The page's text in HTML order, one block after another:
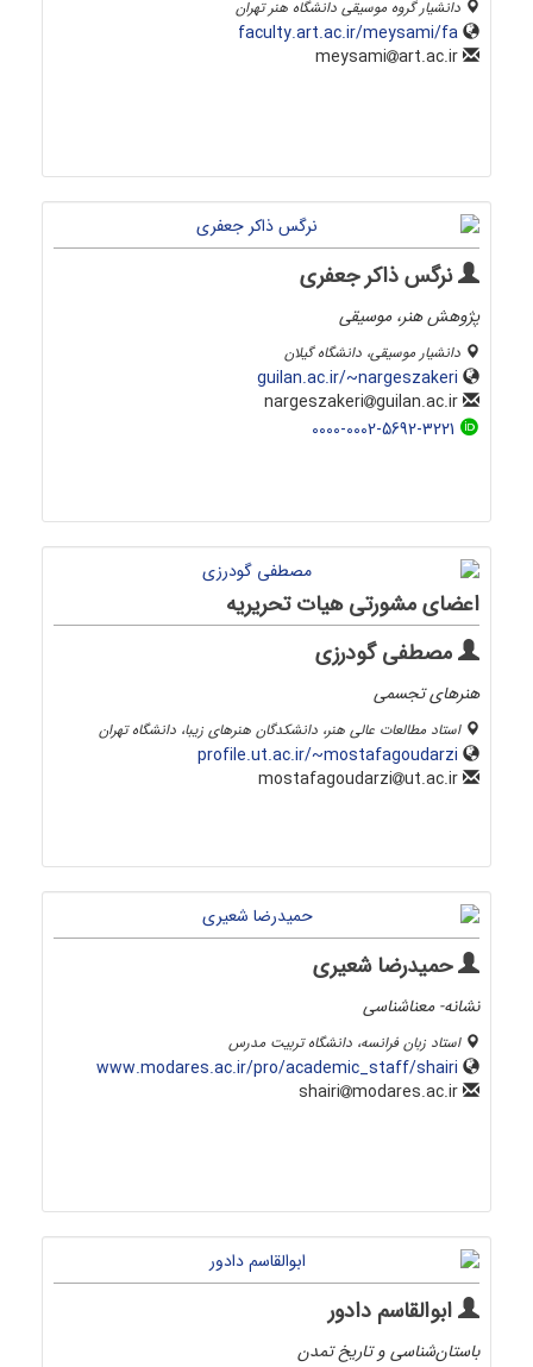
دانشیار گروه موسیقی دانشگاه هنر تهران
faculty.art.ac.ir/meysami/fa
art.ac.ir
نرگس ذاکر جعفری
پژوهش هنر، موسیقی
دانشیار موسیقی، دانشگاه گیلان
guilan.ac.ir/~nargeszakeri
guilan.ac.ir
0000-0002-5692-3221
اعضای مشورتی هیات تحریریه
مصطفی گودرزی
هنرهای تجسمی
استاد مطالعات عالی هنر، دانشکدگان هنرهای زیبا، دانشگاه تهران
profile.ut.ac.ir/~mostafagoudarzi
ut.ac.ir
حمیدرضا شعیری
نشانه- معناشناسی
استاد زبان فرانسه، دانشگاه تربیت مدرس
www.modares.ac.ir/pro/academic_staff/shairi
modares.ac.ir
ابوالقاسم دادور
باستان‌شناسی و تاریخ تمدن